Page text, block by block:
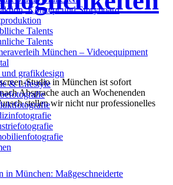
Kon­zept und Storyboard
Talents
Talents
München – Videoequipment
grafikdesign
& Lifestyle
Studio in München ist sofort
Absprache auch an Wochenenden
stellen wir nicht nur professionelles